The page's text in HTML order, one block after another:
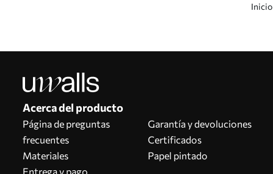
Inicio
Producción según tallas individuales
Participa en las promociones navideñas de 2025 y consigue un descuento
Edición fotográfica profesional gratuita
Códigos promocionales con descuentos por pedido
Acerca del producto
Página de preguntas
frecuentes
Materiales
Entrega y pago
Garantía y devoluciones
Certificados
Papel pintado